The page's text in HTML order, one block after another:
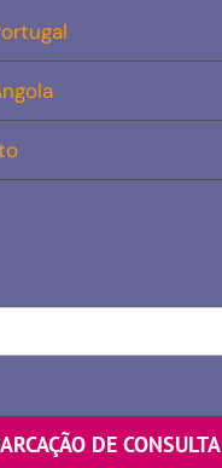
DE CONSULTA